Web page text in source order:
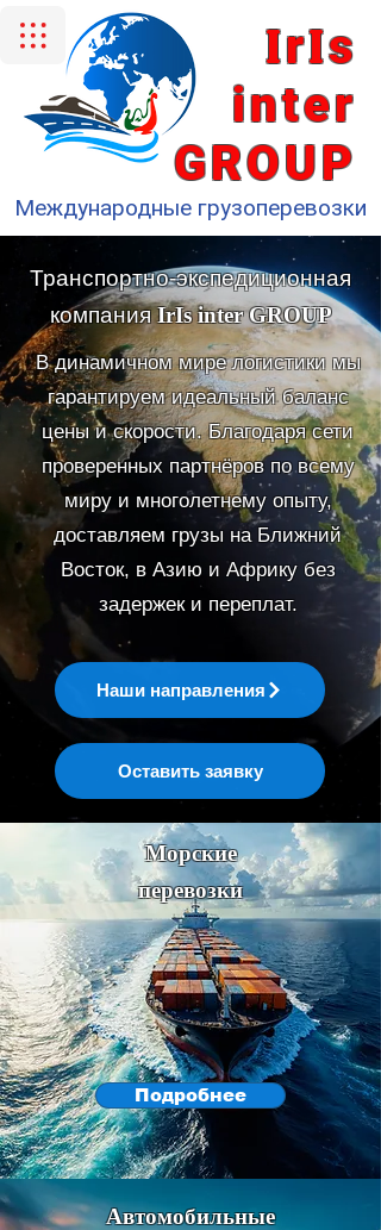
IrIs
inter
GROUP
Международные грузоперевозки
Транспортно-экспедиционная
компанияIrIs inter GROUP
В динамичном мире логистики мы
гарантируем идеальный баланс
цены и скорости. Благодаря сети
проверенных партнёров по всему
миру и многолетнему опыту,
доставляем грузы на Ближний
Восток, в Азию и Африку без
задержек и переплат.
Наши направления
Оставить заявку
Морские
перевозки
Подробнее
Автомобильные